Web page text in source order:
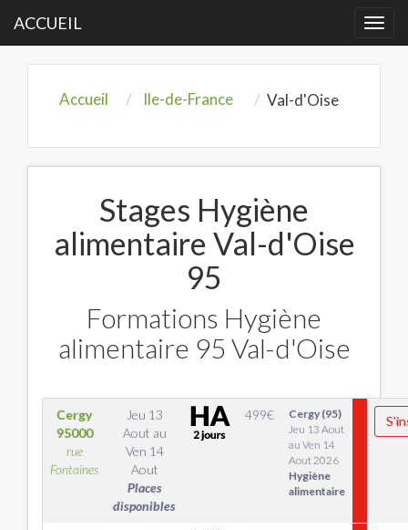
ACCUEIL
Accueil Ile-de-France Val-d'Oise
Stages Hygiène
alimentaire Val-d'Oise
95
Formations Hygiène
alimentaire 95 Val-d'Oise
Cergy
95000
rue
Fontaines
Jeu 13
Aout au
Ven 14
Aout
Places
disponibles
499€
Cergy (95)
Jeu 13 Aout
au Ven 14
Aout 2026
Hygiène
alimentaire